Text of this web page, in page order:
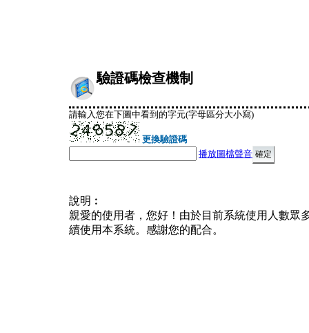
驗證碼檢查機制
請輸入您在下圖中看到的字元(字母區分大小寫)
更換驗證碼
播放圖檔聲音
說明︰
親愛的使用者，您好！由於目前系統使用人數眾
續使用本系統。感謝您的配合。